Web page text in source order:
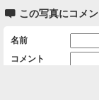
 この写真にコメ
名前
コメント